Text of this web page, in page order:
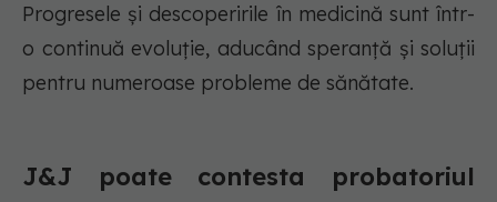
Progresele și descoperirile în medicină sunt într-
o continuă evoluție, aducând speranță și soluții
pentru numeroase probleme de sănătate.
J&J poate contesta probatoriul